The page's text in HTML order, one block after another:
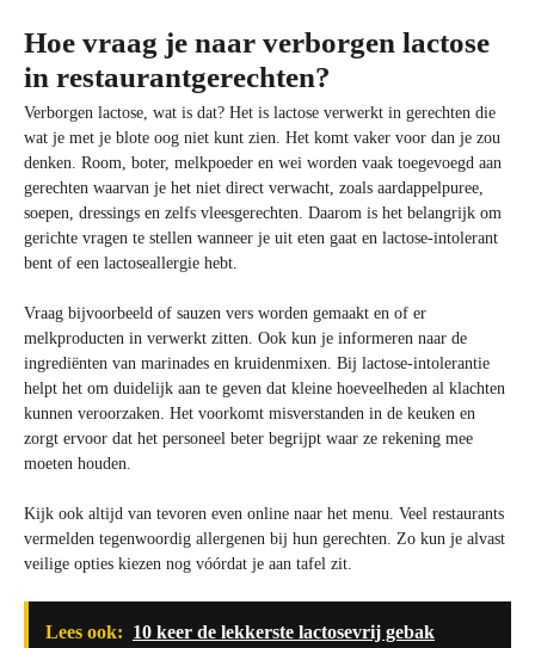
Hoe vraag je naar verborgen lactose
in restaurantgerechten?
Verborgen lactose, wat is dat? Het is lactose verwerkt in gerechten die
wat je met je blote oog niet kunt zien. Het komt vaker voor dan je zou
denken. Room, boter, melkpoeder en wei worden vaak toegevoegd aan
gerechten waarvan je het niet direct verwacht, zoals aardappelpuree,
soepen, dressings en zelfs vleesgerechten. Daarom is het belangrijk om
gerichte vragen te stellen wanneer je uit eten gaat en lactose-intolerant
bent of een lactoseallergie hebt.
Vraag bijvoorbeeld of sauzen vers worden gemaakt en of er
melkproducten in verwerkt zitten. Ook kun je informeren naar de
ingrediënten van marinades en kruidenmixen. Bij lactose-intolerantie
helpt het om duidelijk aan te geven dat kleine hoeveelheden al klachten
kunnen veroorzaken. Het voorkomt misverstanden in de keuken en
zorgt ervoor dat het personeel beter begrijpt waar ze rekening mee
moeten houden.
Kijk ook altijd van tevoren even online naar het menu. Veel restaurants
vermelden tegenwoordig allergenen bij hun gerechten. Zo kun je alvast
veilige opties kiezen nog vóórdat je aan tafel zit.
Lees ook: 10 keer de lekkerste lactosevrij gebak